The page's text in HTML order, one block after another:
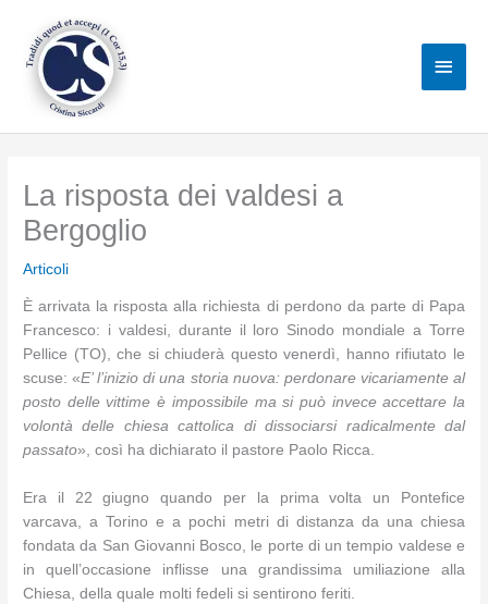
contenuto
La risposta dei valdesi a
Bergoglio
Articoli
È arrivata la risposta alla richiesta di perdono da parte di Papa
Francesco: i valdesi, durante il loro Sinodo mondiale a Torre
Pellice (TO), che si chiuderà questo venerdì, hanno rifiutato le
scuse: «E’ l’inizio di una storia nuova: perdonare vicariamente al
posto delle vittime è impossibile ma si può invece accettare la
volontà delle chiesa cattolica di dissociarsi radicalmente dal
passato», così ha dichiarato il pastore Paolo Ricca.
Era il 22 giugno quando per la prima volta un Pontefice
varcava, a Torino e a pochi metri di distanza da una chiesa
fondata da San Giovanni Bosco, le porte di un tempio valdese e
in quell’occasione inflisse una grandissima umiliazione alla
Chiesa, della quale molti fedeli si sentirono feriti.